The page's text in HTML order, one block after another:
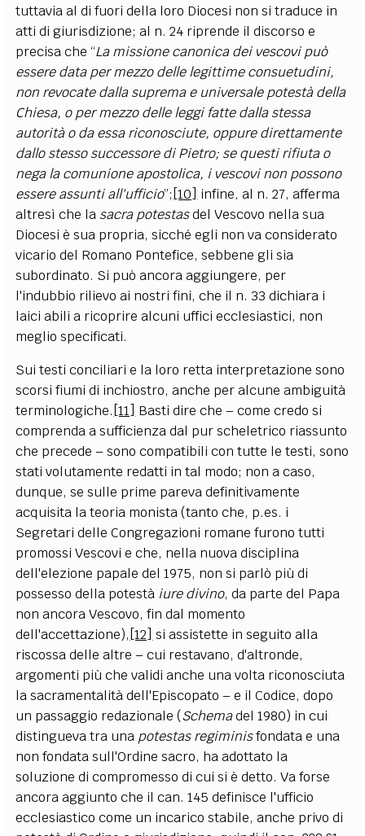
tuttavia al di fuori della loro Diocesi non si traduce in
atti di giurisdizione; al n. 24 riprende il discorso e
precisa che “La missione canonica dei vescovi può
essere data per mezzo delle legittime consuetudini,
non revocate dalla suprema e universale potestà della
Chiesa, o per mezzo delle leggi fatte dalla stessa
autorità o da essa riconosciute, oppure direttamente
dallo stesso successore di Pietro; se questi rifiuta o
nega la comunione apostolica, i vescovi non possono
essere assunti all'ufficio”; [10] infine, al n. 27, afferma
altresì che la sacra potestasdel Vescovo nella sua
Diocesi è sua propria, sicché egli non va considerato
vicario del Romano Pontefice, sebbene gli sia
subordinato. Si può ancora aggiungere, per
l'indubbio rilievo ai nostri fini, che il n. 33 dichiara i
laici abili a ricoprire alcuni uffici ecclesiastici, non
meglio specificati.
Sui testi conciliari e la loro retta interpretazione sono
scorsi fiumi di inchiostro, anche per alcune ambiguità
terminologiche. [11] Basti dire che – come credo si
comprenda a sufficienza dal pur scheletrico riassunto
che precede – sono compatibili con tutte le testi, sono
stati volutamente redatti in tal modo; non a caso,
dunque, se sulle prime pareva definitivamente
acquisita la teoria monista (tanto che, p.es. i
Segretari delle Congregazioni romane furono tutti
promossi Vescovi e che, nella nuova disciplina
dell'elezione papale del 1975, non si parlò più di
possesso della potestà iure divino, da parte del Papa
non ancora Vescovo, fin dal momento
dell'accettazione), [12] si assistette in seguito alla
riscossa delle altre – cui restavano, d'altronde,
argomenti più che validi anche una volta riconosciuta
la sacramentalità dell'Episcopato – e il Codice, dopo
un passaggio redazionale (Schemadel 1980) in cui
distingueva tra una potestas regiminisfondata e una
non fondata sull'Ordine sacro, ha adottato la
soluzione di compromesso di cui si è detto. Va forse
ancora aggiunto che il can. 145 definisce l'ufficio
ecclesiastico come un incarico stabile, anche privo di